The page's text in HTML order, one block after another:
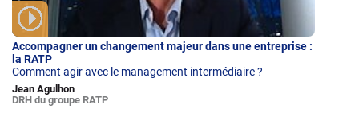
Accompagner un changement majeur dans une entreprise :
la RATP
Comment agir avec le management intermédiaire ?
Jean Agulhon
DRH du groupe RATP